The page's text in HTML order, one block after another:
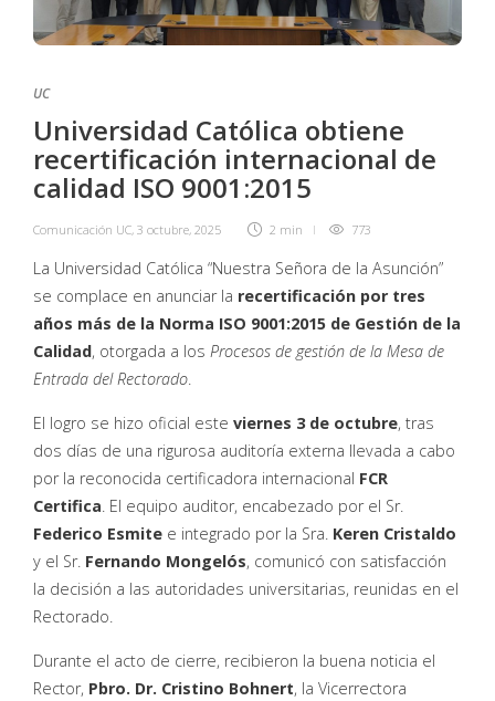
UC
Universidad Católica obtiene
recertificación internacional de
calidad ISO 9001:2015
Comunicación UC, 3 octubre, 2025 2 min 773
La Universidad Católica “Nuestra Señora de la Asunción”
se complace en anunciar la recertificación por tres
años más de la Norma ISO 9001:2015 de Gestión de la
Calidad, otorgada a los Procesos de gestión de la Mesa de
Entrada del Rectorado.
El logro se hizo oficial este viernes 3 de octubre, tras
dos días de una rigurosa auditoría externa llevada a cabo
por la reconocida certificadora internacional FCR
Certifica. El equipo auditor, encabezado por el Sr.
Federico Esmite e integrado por la Sra. Keren Cristaldo
y el Sr. Fernando Mongelós, comunicó con satisfacción
la decisión a las autoridades universitarias, reunidas en el
Rectorado.
Durante el acto de cierre, recibieron la buena noticia el
Rector, Pbro. Dr. Cristino Bohnert, la Vicerrectora